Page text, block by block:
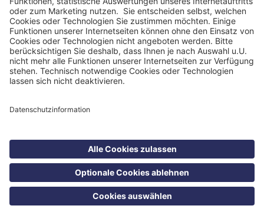
Menü
SucheKontakt
Datenschutzinformation
Nutzungsbedingungen
Barrierefreiheit
Cookie Einstellungen
©Blomenburg Holding GmbH 2026